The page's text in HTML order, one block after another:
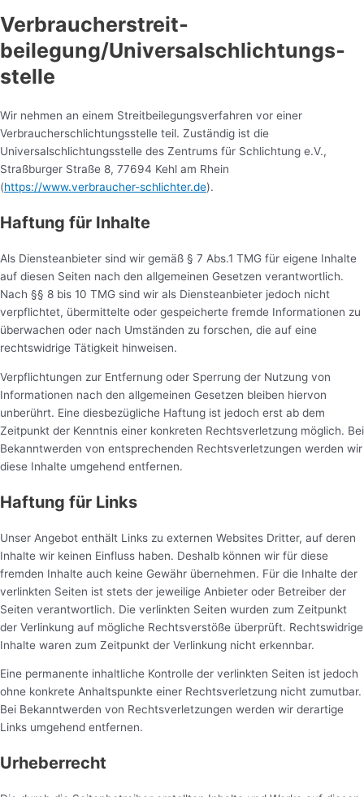
Verbraucher­streit­
beilegung/Universal­schlichtungs­
stelle
Wir nehmen an einem Streitbeilegungsverfahren vor einer
Verbraucherschlichtungsstelle teil. Zuständig ist die
Universalschlichtungsstelle des Zentrums für Schlichtung e.V.,
Straßburger Straße 8, 77694 Kehl am Rhein
(https://www.verbraucher-schlichter.de).
Haftung für Inhalte
Als Diensteanbieter sind wir gemäß § 7 Abs.1 TMG für eigene Inhalte
auf diesen Seiten nach den allgemeinen Gesetzen verantwortlich.
Nach §§ 8 bis 10 TMG sind wir als Diensteanbieter jedoch nicht
verpflichtet, übermittelte oder gespeicherte fremde Informationen zu
überwachen oder nach Umständen zu forschen, die auf eine
rechtswidrige Tätigkeit hinweisen.
Verpflichtungen zur Entfernung oder Sperrung der Nutzung von
Informationen nach den allgemeinen Gesetzen bleiben hiervon
unberührt. Eine diesbezügliche Haftung ist jedoch erst ab dem
Zeitpunkt der Kenntnis einer konkreten Rechtsverletzung möglich. Bei
Bekanntwerden von entsprechenden Rechtsverletzungen werden wir
diese Inhalte umgehend entfernen.
Haftung für Links
Unser Angebot enthält Links zu externen Websites Dritter, auf deren
Inhalte wir keinen Einfluss haben. Deshalb können wir für diese
fremden Inhalte auch keine Gewähr übernehmen. Für die Inhalte der
verlinkten Seiten ist stets der jeweilige Anbieter oder Betreiber der
Seiten verantwortlich. Die verlinkten Seiten wurden zum Zeitpunkt
der Verlinkung auf mögliche Rechtsverstöße überprüft. Rechtswidrige
Inhalte waren zum Zeitpunkt der Verlinkung nicht erkennbar.
Eine permanente inhaltliche Kontrolle der verlinkten Seiten ist jedoch
ohne konkrete Anhaltspunkte einer Rechtsverletzung nicht zumutbar.
Bei Bekanntwerden von Rechtsverletzungen werden wir derartige
Links umgehend entfernen.
Urheberrecht